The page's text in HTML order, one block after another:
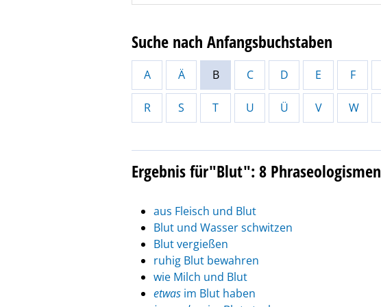
Suche nach Anfangsbuchstaben
A Ä B C D E F
R S T U Ü V W
Ergebnis für"Blut": 8 Phraseologismen
aus Fleisch und Blut
Blut und Wasser schwitzen
Blut vergießen
ruhig Blut bewahren
wie Milch und Blut
etwas im Blut haben